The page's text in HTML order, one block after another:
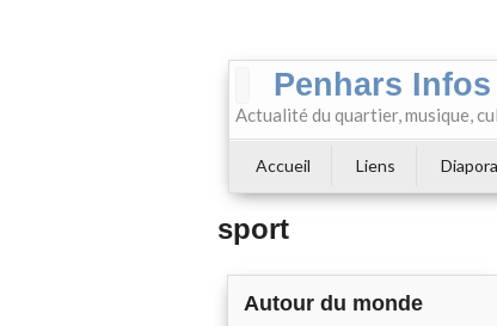
Penhars
Actualité du quartier, musique,
Accueil Liens
sport
Autour du monde